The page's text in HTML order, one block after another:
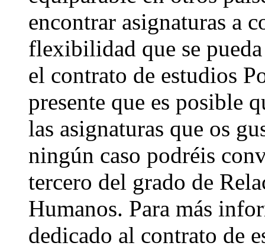
encontrar asignaturas a
flexibilidad que se
el contrato de estudios
presente que es posible
las asignaturas que os
ningún caso podréis
tercero del grado de
Humanos. Para más
dedicado al contrato de